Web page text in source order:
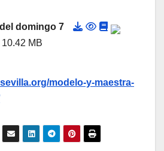
domingo 7
10.42 MB
modelo-y-maestra-